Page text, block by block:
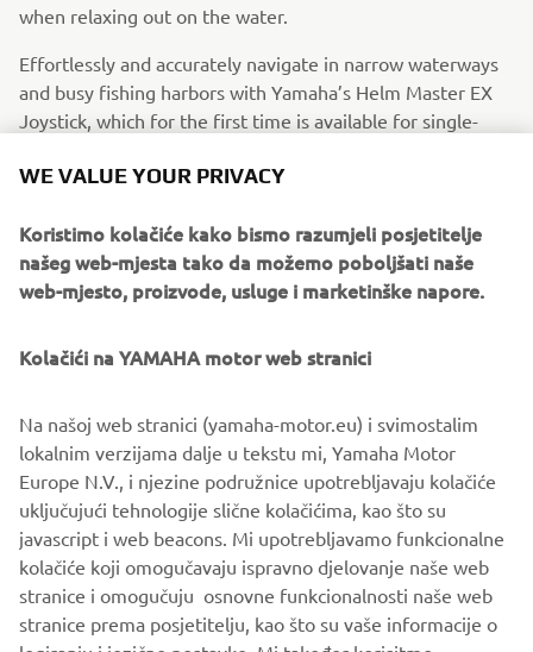
when relaxing out on the water.
Effortlessly and accurately navigate in narrow waterways
and busy fishing harbors with Yamaha’s Helm Master EX
Joystick, which for the first time is available for single-
and-reverse: instead, let the new Helm Master EX system
operate the engine movement itself while you gently
guide the joystick.
position of your outboard upon releasing the joystick – it
The new software updates provide smoother and more
precise shifting, ensuring your experience is comfortable,
relaxing and enjoyable.
1/6
WE VALUE YOUR PRIVACY
Koristimo kolačiće kako bismo razumjeli posjetitelje
našeg web-mjesta tako da možemo poboljšati naše
web-mjesto, proizvode, usluge i marketinške napore.
Kolačići na YAMAHA motor web stranici
Na našoj web stranici (yamaha-motor.eu) i svimostalim
lokalnim verzijama dalje u tekstu mi, Yamaha Motor
Europe N.V., i njezine podružnice upotrebljavaju kolačiće
uključujući tehnologije slične kolačićima, kao što su
javascript i web beacons. Mi upotrebljavamo funkcionalne
kolačiće koji omogučavaju ispravno djelovanje naše web
stranice i omogučuju osnovne funkcionalnosti naše web
stranice prema posjetitelju, kao što su vaše informacije o